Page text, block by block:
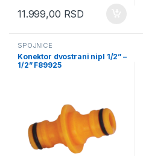
11.999,00 RSD
SPOJNICE
Konektor dvostrani nipl 1/2” –
1/2” F89925